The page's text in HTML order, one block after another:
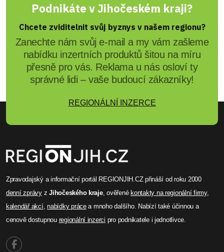
Podnikáte v Jihočeském kraji?
Chcete zviditelnit svůj byznys v našem regionu?
Zanechte nám svůj e-mail a my vám zašleme
nabídku inzertních produktů šitou na míru
přesně pro vás. Reklama u nás osloví ty
správné lidi – vaše budoucí zákazníky!
REGIONÁLNÍ INZERCE
Zpravodajský a informační portál REGIONJIH.CZ přináší od roku 2000
denní zprávyzJihočeského kraje, ověřené kontakty na regionální firmy,
kalendář akcí,nabídky prácea mnoho dalšího. Nabízí také účinnou a
cenově dostupnou regionální inzerci pro podnikatele i jednotlivce.